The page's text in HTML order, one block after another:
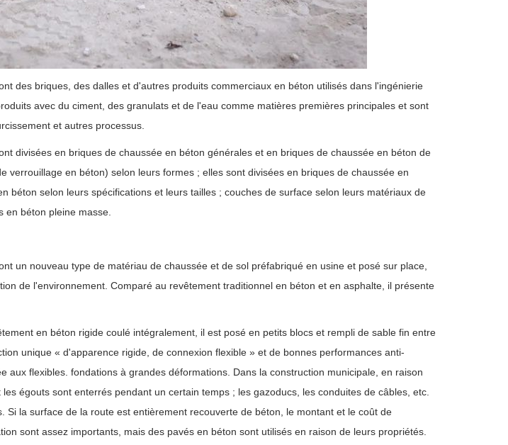
des briques, des dalles et d'autres produits commerciaux en béton utilisés dans l'ingénierie
avec du ciment, des granulats et de l'eau comme matières premières principales et sont
et autres processus.
divisées en briques de chaussée en béton générales et en briques de chaussée en béton de
verrouillage en béton) selon leurs formes ; elles sont divisées en briques de chaussée en
béton selon leurs spécifications et leurs tailles ; couches de surface selon leurs matériaux de
en béton pleine masse.
un nouveau type de matériau de chaussée et de sol préfabriqué en usine et posé sur place,
de l'environnement. Comparé au revêtement traditionnel en béton et en asphalte, il présente
en béton rigide coulé intégralement, il est posé en petits blocs et rempli de sable fin entre
unique « d'apparence rigide, de connexion flexible » et de bonnes performances anti-
aux flexibles. fondations à grandes déformations. Dans la construction municipale, en raison
égouts sont enterrés pendant un certain temps ; les gazoducs, les conduites de câbles, etc.
Si la surface de la route est entièrement recouverte de béton, le montant et le coût de
sont assez importants, mais des pavés en béton sont utilisés en raison de leurs propriétés.